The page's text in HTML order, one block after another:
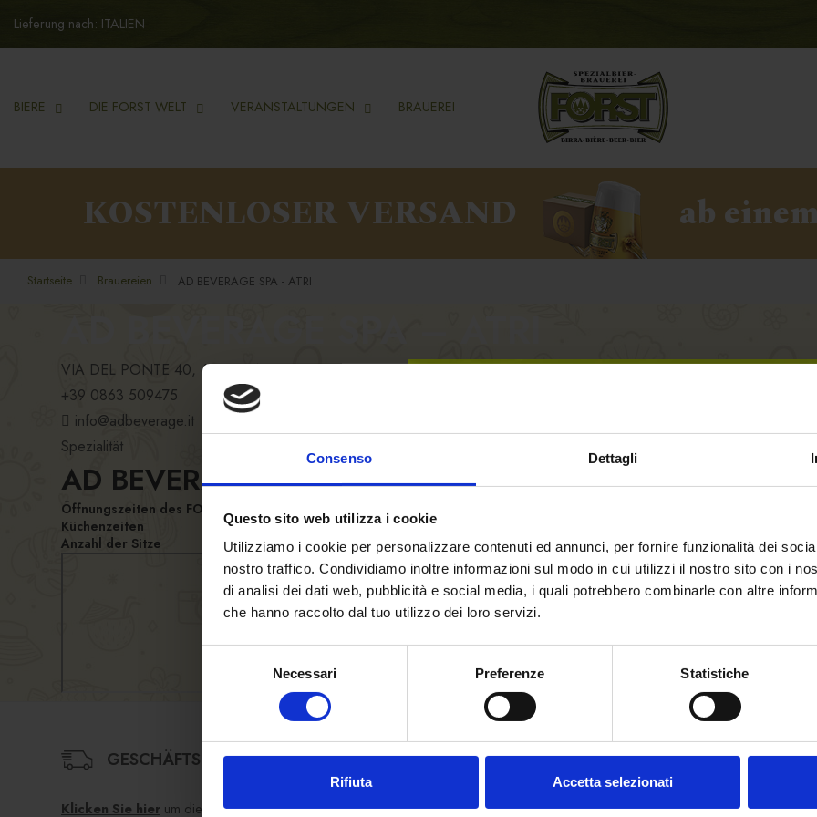
Willkommen auf forst.it.
Sind Sie volljährig?
Consenso Dettagli
Questo sito web utilizza i cookie
Utilizziamo i cookie per personalizzare contenuti ed annunci, per fornire funzionalità dei
nostro traffico. Condividiamo inoltre informazioni sul modo in cui utilizzi il nostro sito con i
di analisi dei dati web, pubblicità e social media, i quali potrebbero combinarle con altre
che hanno raccolto dal tuo utilizzo dei loro servizi.
Necessari Preferenze Statistiche
Rifiuta Accetta selezionati
Lieferung nach: ITALIEN
BIERE DIE FORST WELT VERANSTALTUNGEN BRAUEREI
KOSTENLOSER VERSAND ab
Startseite Brauereien AD BEVERAGE SPA - ATRI
VIA DEL PONTE 40, 60032, ATRI, TE
+39 0863 509475
info@adbeverage.it
Spezialität
AD BEVERAGE SPA – ATRI
Öffnungszeiten des FORST Lokales
Küchenzeiten
Anzahl der Sitze
GESCHÄFTSBEDINGUNGEN
Klicken Sie hier um die
SIE BRAUCHEN HILFE?
Kontaktieren Sieuns oder rufen Sie uns